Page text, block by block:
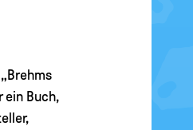
ein Buch,